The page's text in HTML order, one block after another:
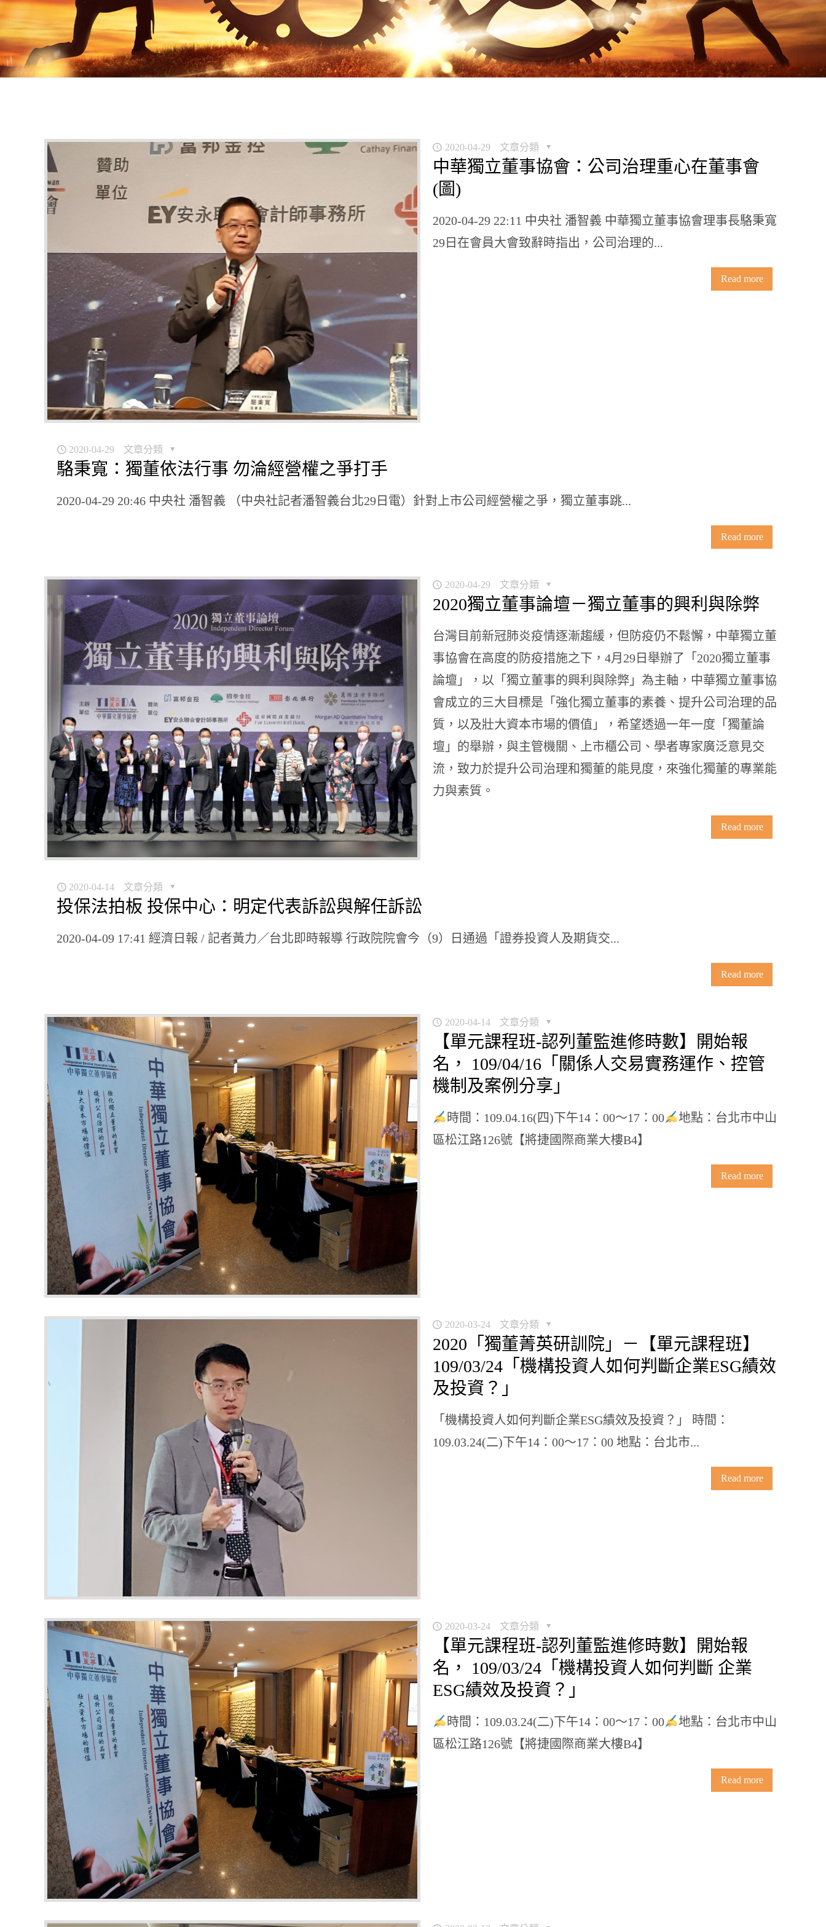
2020-04-29 文章分類
中華獨立董事協會：公司治理重心在董事會
(圖)
2020-04-29 22:11 中央社 潘智義 中華獨立董事協會理事長駱秉寬
29日在會員大會致辭時指出，公司治理的...
Read more
2020-04-29 文章分類
駱秉寬：獨董依法行事 勿淪經營權之爭打手
2020-04-29 20:46 中央社 潘智義 （中央社記者潘智義台北29日電）針對上市公司經營權之爭，獨立董事跳...
Read more
2020-04-29 文章分類
2020獨立董事論壇－獨立董事的興利與除弊
台灣目前新冠肺炎疫情逐漸趨緩，但防疫仍不鬆懈，中華獨立董
事協會在高度的防疫措施之下，4月29日舉辦了「2020獨立董事
論壇」，以「獨立董事的興利與除弊」為主軸，中華獨立董事協
會成立的三大目標是「強化獨立董事的素養、提升公司治理的品
質，以及壯大資本市場的價值」，希望透過一年一度「獨董論
壇」的舉辦，與主管機關、上市櫃公司、學者專家廣泛意見交
流，致力於提升公司治理和獨董的能見度，來強化獨董的專業能
力與素質。
Read more
2020-04-14 文章分類
投保法拍板 投保中心：明定代表訴訟與解任訴訟
2020-04-09 17:41 經濟日報 / 記者黃力／台北即時報導 行政院院會今（9）日通過「證券投資人及期貨交...
Read more
2020-04-14 文章分類
【單元課程班-認列董監進修時數】開始報
名， 109/04/16「關係人交易實務運作、控管
機制及案例分享」
時間：109.04.16(四)下午14：00〜17：00
地點：台北市中山
區松江路126號【將捷國際商業大樓B4】
Read more
2020-03-24 文章分類
2020「獨董菁英研訓院」－【單元課程班】
109/03/24「機構投資人如何判斷企業ESG績效
及投資？」
「機構投資人如何判斷企業ESG績效及投資？」 時間：
109.03.24(二)下午14：00〜17：00 地點：台北市...
Read more
2020-03-24 文章分類
【單元課程班-認列董監進修時數】開始報
名， 109/03/24「機構投資人如何判斷 企業
ESG績效及投資？」
時間：109.03.24(二)下午14：00〜17：00
地點：台北市中山
區松江路126號【將捷國際商業大樓B4】
Read more